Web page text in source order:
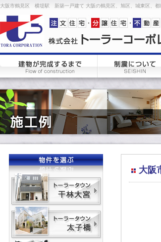
大阪市鶴見区 横堤駅 新築一戸建て 大阪の鶴見区、旭区、城東区、都
大阪